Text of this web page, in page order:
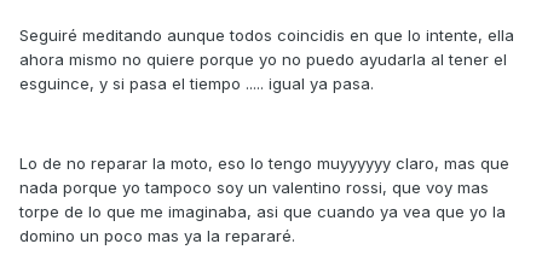
Seguiré meditando aunque todos coincidis en que lo intente, ella
ahora mismo no quiere porque yo no puedo ayudarla al tener el
esguince, y si pasa el tiempo ..... igual ya pasa.
Lo de no reparar la moto, eso lo tengo muyyyyyy claro, mas que
nada porque yo tampoco soy un valentino rossi, que voy mas
torpe de lo que me imaginaba, asi que cuando ya vea que yo la
domino un poco mas ya la repararé.